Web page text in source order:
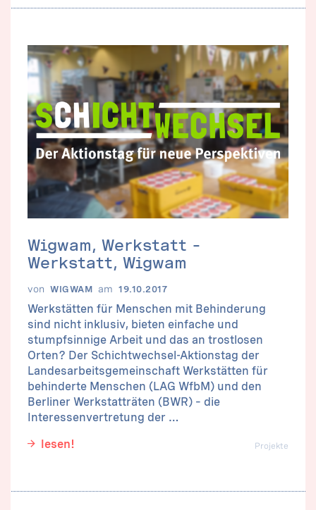
Wigwam, Werkstatt –
Werkstatt, Wigwam
von WIGWAM am 19.10.2017
Werkstätten für Menschen mit Behinderung
sind nicht inklusiv, bieten einfache und
stumpfsinnige Arbeit und das an trostlosen
Orten? Der Schichtwechsel-Aktionstag der
Landesarbeitsgemeinschaft Werkstätten für
behinderte Menschen (LAG WfbM) und den
Berliner Werkstatträten (BWR) – die
Interessenvertretung der …
lesen!
Projekte